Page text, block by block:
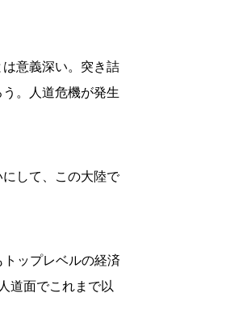
意義深い。突き詰
。人道危機が発生
して、この大陸で
ップレベルの経済
道面でこれまで以